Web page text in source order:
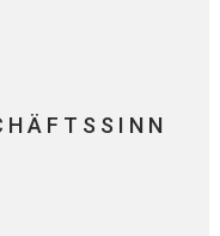
Ä F T S S I N N